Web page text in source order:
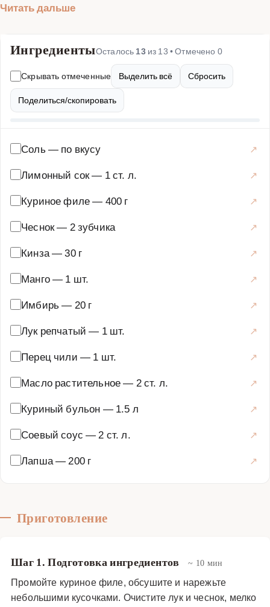
сладкого манго и свежей кинзы. Идеально подходит
вкусами. Для приготовления этого супа вам
понадобится куриный бульон, лапша, специи, манго и
кинза. Блюдо готовится быстро и просто, но при этом
выглядит очень эффектно и станет украшением любого
стола. Куриный суп-лапша с манго и кинзой — это не
витаминов и минералов. Попробуйте приготовить этот
Читать дальше
ИнгредиентыОсталось 13из 13 • Отмечено 0
Скрывать отмеченные Выделить всё Сбросить
Поделиться/скопировать
Соль — по вкусу
Лимонный сок— 1 ст. л.
Куриное филе— 400 г
Чеснок— 2 зубчика
Кинза—30 г
Манго— 1 шт.
Имбирь — 20 г
Лук репчатый — 1 шт.
Перец чили — 1 шт.
Масло растительное— 2 ст. л.
Куриный бульон — 1.5 л
Соевый соус — 2 ст. л.
Лапша— 200 г
Приготовление
Шаг 1. Подготовка ингредиентов ~ 10 мин
Промойте куриное филе, обсушите и нарежьте
небольшими кусочками. Очистите лук и чеснок, мелко